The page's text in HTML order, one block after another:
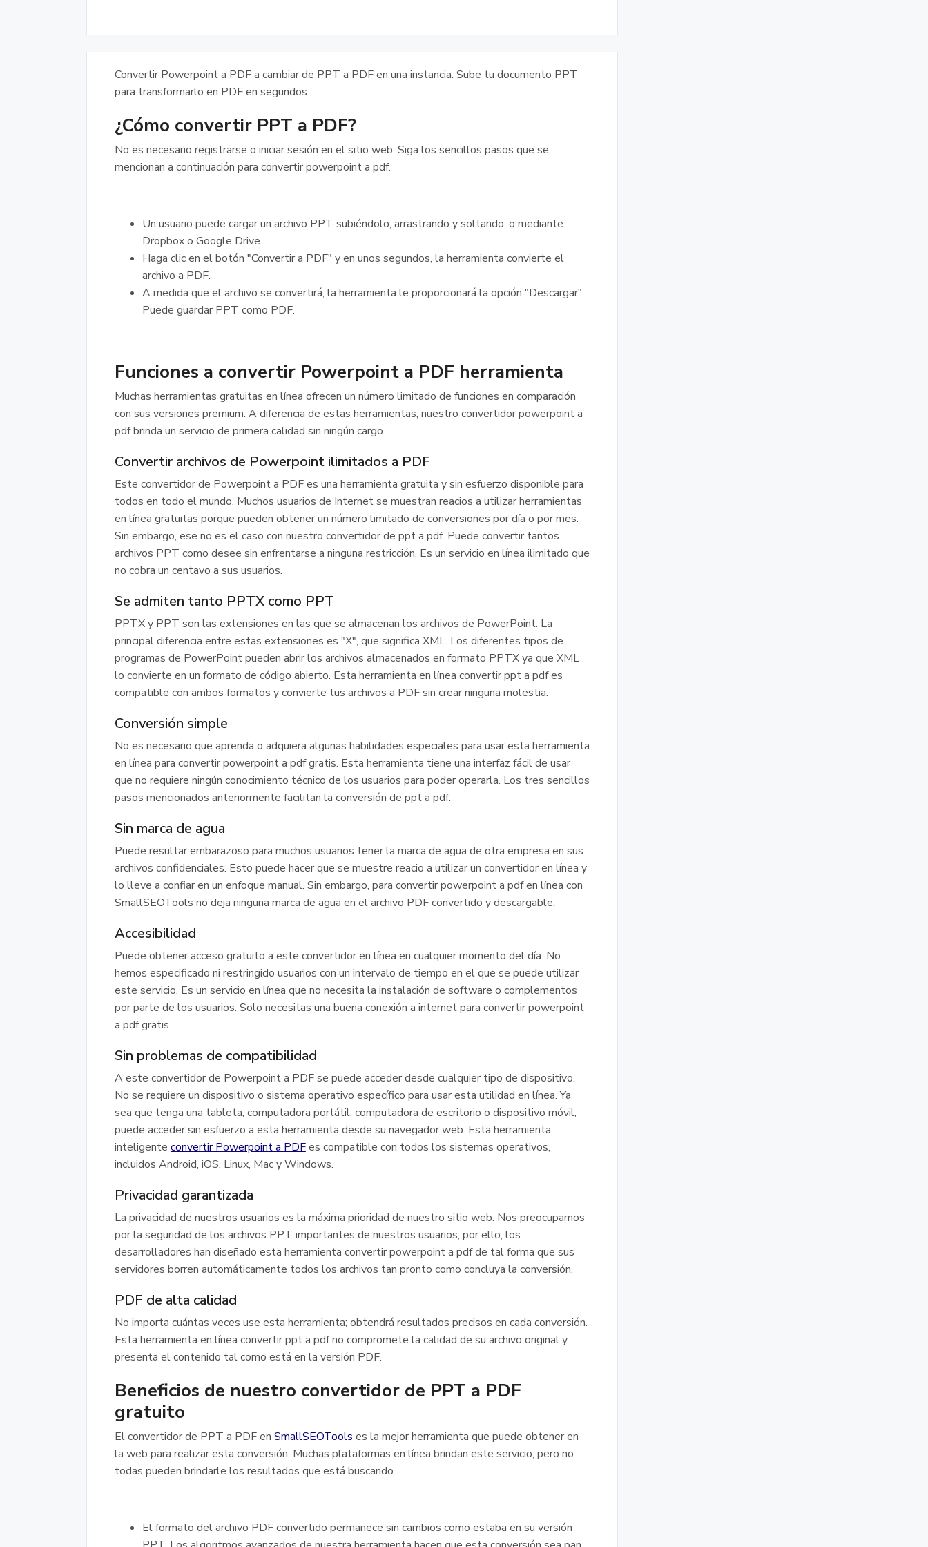
Convertir Powerpoint a PDF a cambiar de PPT a PDF en una instancia. Sube tu documento PPT
para transformarlo en PDF en segundos.
¿Cómo convertir PPT a PDF?
No es necesario registrarse o iniciar sesión en el sitio web. Siga los sencillos pasos que se
mencionan a continuación para convertir powerpoint a pdf.
Un usuario puede cargar un archivo PPT subiéndolo, arrastrando y soltando, o mediante
Dropbox o Google Drive.
Haga clic en el botón "Convertir a PDF" y en unos segundos, la herramienta convierte el
archivo a PDF.
A medida que el archivo se convertirá, la herramienta le proporcionará la opción "Descargar".
Puede guardar PPT como PDF.
Funciones a convertir Powerpoint a PDF herramienta
Muchas herramientas gratuitas en línea ofrecen un número limitado de funciones en comparación
con sus versiones premium. A diferencia de estas herramientas, nuestro convertidor powerpoint a
pdf brinda un servicio de primera calidad sin ningún cargo.
Convertir archivos de Powerpoint ilimitados a PDF
Este convertidor de Powerpoint a PDF es una herramienta gratuita y sin esfuerzo disponible para
todos en todo el mundo. Muchos usuarios de Internet se muestran reacios a utilizar herramientas
en línea gratuitas porque pueden obtener un número limitado de conversiones por día o por mes.
Sin embargo, ese no es el caso con nuestro convertidor de ppt a pdf. Puede convertir tantos
archivos PPT como desee sin enfrentarse a ninguna restricción. Es un servicio en línea ilimitado que
no cobra un centavo a sus usuarios.
Se admiten tanto PPTX como PPT
PPTX y PPT son las extensiones en las que se almacenan los archivos de PowerPoint. La
principal diferencia entre estas extensiones es "X", que significa XML. Los diferentes tipos de
programas de PowerPoint pueden abrir los archivos almacenados en formato PPTX ya que XML
lo convierte en un formato de código abierto. Esta herramienta en línea convertir ppt a pdf es
compatible con ambos formatos y convierte tus archivos a PDF sin crear ninguna molestia.
Conversión simple
No es necesario que aprenda o adquiera algunas habilidades especiales para usar esta herramienta
en línea para convertir powerpoint a pdf gratis. Esta herramienta tiene una interfaz fácil de usar
que no requiere ningún conocimiento técnico de los usuarios para poder operarla. Los tres sencillos
pasos mencionados anteriormente facilitan la conversión de ppt a pdf.
Sin marca de agua
Puede resultar embarazoso para muchos usuarios tener la marca de agua de otra empresa en sus
archivos confidenciales. Esto puede hacer que se muestre reacio a utilizar un convertidor en línea y
lo lleve a confiar en un enfoque manual. Sin embargo, para convertir powerpoint a pdf en línea con
SmallSEOTools no deja ninguna marca de agua en el archivo PDF convertido y descargable.
Accesibilidad
Puede obtener acceso gratuito a este convertidor en línea en cualquier momento del día. No
hemos especificado ni restringido usuarios con un intervalo de tiempo en el que se puede utilizar
este servicio. Es un servicio en línea que no necesita la instalación de software o complementos
por parte de los usuarios. Solo necesitas una buena conexión a internet para convertir powerpoint
a pdf gratis.
Sin problemas de compatibilidad
A este convertidor de Powerpoint a PDF se puede acceder desde cualquier tipo de dispositivo.
No se requiere un dispositivo o sistema operativo específico para usar esta utilidad en línea. Ya
sea que tenga una tableta, computadora portátil, computadora de escritorio o dispositivo móvil,
puede acceder sin esfuerzo a esta herramienta desde su navegador web. Esta herramienta
inteligente convertir Powerpoint a PDFes compatible con todos los sistemas operativos,
incluidos Android, iOS, Linux, Mac y Windows.
Privacidad garantizada
La privacidad de nuestros usuarios es la máxima prioridad de nuestro sitio web. Nos preocupamos
por la seguridad de los archivos PPT importantes de nuestros usuarios; por ello, los
desarrolladores han diseñado esta herramienta convertir powerpoint a pdf de tal forma que sus
servidores borren automáticamente todos los archivos tan pronto como concluya la conversión.
PDF de alta calidad
No importa cuántas veces use esta herramienta; obtendrá resultados precisos en cada conversión.
Esta herramienta en línea convertir ppt a pdf no compromete la calidad de su archivo original y
presenta el contenido tal como está en la versión PDF.
Beneficios de nuestro convertidor de PPT a PDF
gratuito
El convertidor de PPT a PDF en SmallSEOTools es la mejor herramienta que puede obtener en
la web para realizar esta conversión. Muchas plataformas en línea brindan este servicio, pero no
todas pueden brindarle los resultados que está buscando
El formato del archivo PDF convertido permanece sin cambios como estaba en su versión